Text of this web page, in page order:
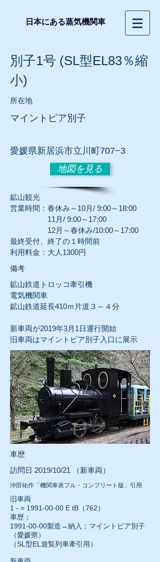
日本にある蒸気機関車
別子1号 (SL型EL83％縮
小)
所在地
マイントピア別子
愛媛県新居浜市立川町707−3
地図を見る
鉱山観光
営業時間：春休み～10月/ 9:00～18:00
11月/ 9:00～17:00
12月～春休み/10:00～17:00
最終受付、終了の１時間前
利用料金：大人1300円
​備考
鉱山鉄道トロッコ牽引機
電気機関車
鉱山鉄道延長410ｍ片道３～４分
新車両が2019年3月1日運行開始
旧車両はマイントピア別子入口に展示
車歴
訪問日 2019/10/21 （新車両）
沖田祐作「機関車表フル・コンプリート版」引用
旧車両
1 - = 1991-00-00 E tB（762）
車歴；
1991-00-00製造→納入；マイントピア別子
（愛媛県）
（SL型EL遊覧列車牽引用）